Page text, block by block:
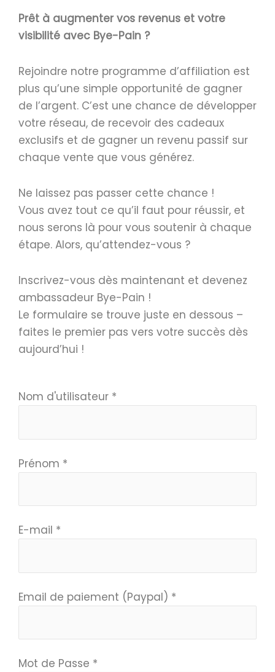
Prêt à augmenter vos revenus et votre
visibilité avec Bye-Pain ?
Rejoindre notre programme d’affiliation est
plus qu’une simple opportunité de gagner
de l’argent. C’est une chance de développer
votre réseau, de recevoir des cadeaux
exclusifs et de gagner un revenu passif sur
chaque vente que vous générez.
Ne laissez pas passer cette chance !
Vous avez tout ce qu’il faut pour réussir, et
nous serons là pour vous soutenir à chaque
étape. Alors, qu’attendez-vous ?
Inscrivez-vous dès maintenant et devenez
ambassadeur Bye-Pain !
Le formulaire se trouve juste en dessous –
faites le premier pas vers votre succès dès
aujourd’hui !
Nom d'utilisateur *
Prénom *
E-mail *
Email de paiement (Paypal) *
Mot de Passe *